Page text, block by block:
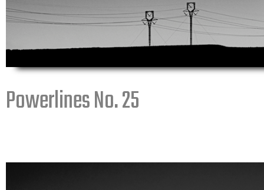
Powerlines No. 25